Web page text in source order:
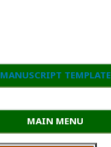
MANUSCRIPT TEMPLATE
MAIN MENU